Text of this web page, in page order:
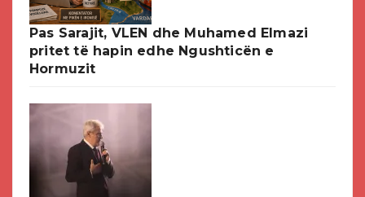
Pas Sarajit, VLEN dhe Muhamed Elmazi
pritet të hapin edhe Ngushticën e
Hormuzit